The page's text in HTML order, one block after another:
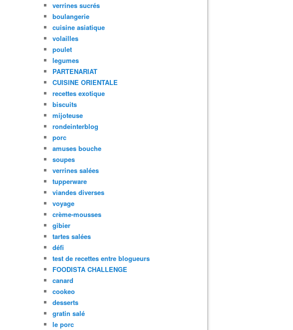
verrines sucrés
boulangerie
cuisine asiatique
volailles
poulet
legumes
PARTENARIAT
CUISINE ORIENTALE
recettes exotique
biscuits
mijoteuse
rondeinterblog
porc
amuses bouche
soupes
verrines salées
tupperware
viandes diverses
voyage
crème-mousses
gibier
tartes salées
défi
test de recettes entre blogueurs
FOODISTA CHALLENGE
canard
cookeo
desserts
gratin salé
le porc